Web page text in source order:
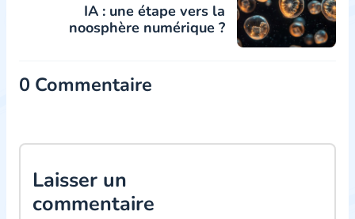
IA : une étape vers la
noosphère numérique ?
0 Commentaire
Laisser un
commentaire